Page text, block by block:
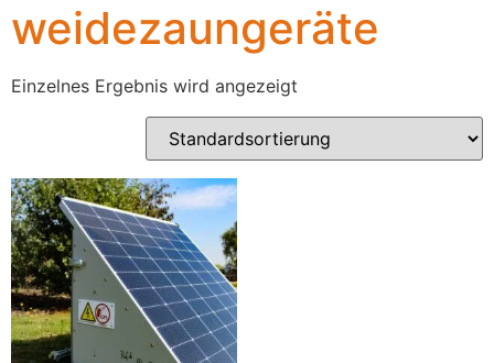
weidezaungeräte
Einzelnes Ergebnis wird angezeigt